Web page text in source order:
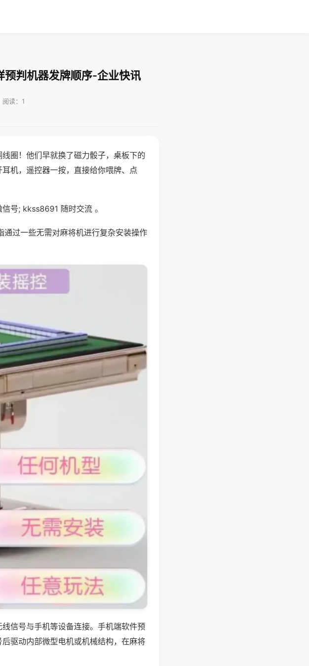
预判机器发牌顺序-企业快讯
读：1
圈！他们早就换了磁力骰子，桌板下的
机，遥控器一按，直接给你喂牌、点
号; kkss8691 随时交流 。
过一些无需对麻将机进行复杂安装操作
信号与手机等设备连接。手机端软件预
驱动内部微型电机或机械结构，在麻将